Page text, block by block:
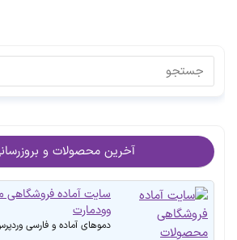
آخرین محصولات و
سایت آماده فروشگاهی
وودمارت
دموهای آماده و فارسی